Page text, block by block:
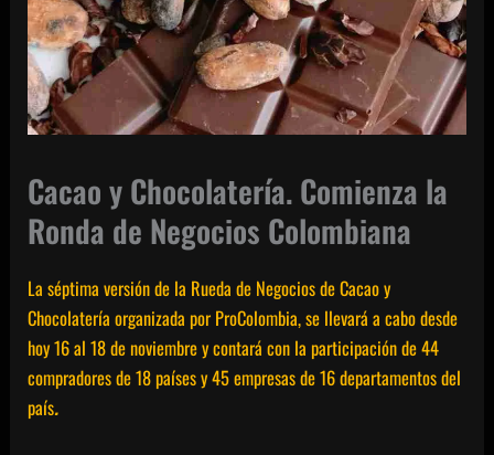
Cacao y Chocolatería. Comienza la
Ronda de Negocios Colombiana
La séptima versión de la Rueda de Negocios de Cacao y
Chocolatería organizada por ProColombia, se llevará a cabo desde
hoy 16 al 18 de noviembre y contará con la participación de 44
compradores de 18 países y 45 empresas de 16 departamentos del
país.